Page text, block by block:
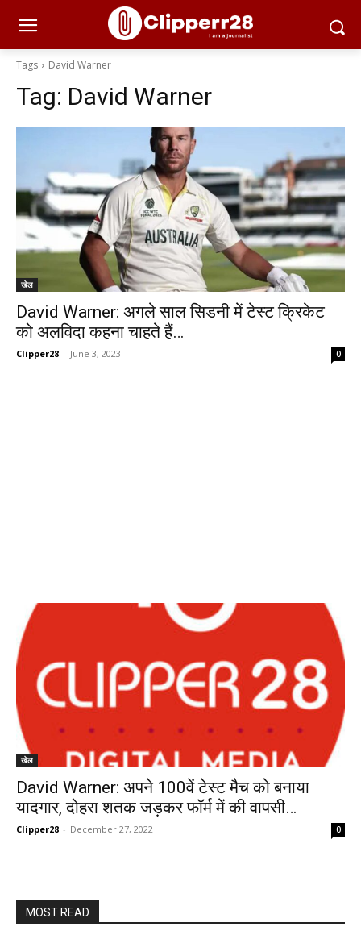
Tags David Warner
Tag: David Warner
खेल
David Warner: अगले साल सिडनी में टेस्ट क्रिकेट
को अलविदा कहना चाहते हैं…
Clipper28 - June 3, 2023 0
खेल
David Warner: अपने 100वें टेस्ट मैच को बनाया
यादगार, दोहरा शतक जड़कर फॉर्म में की वापसी…
Clipper28 - December 27, 2022 0
MOST READ